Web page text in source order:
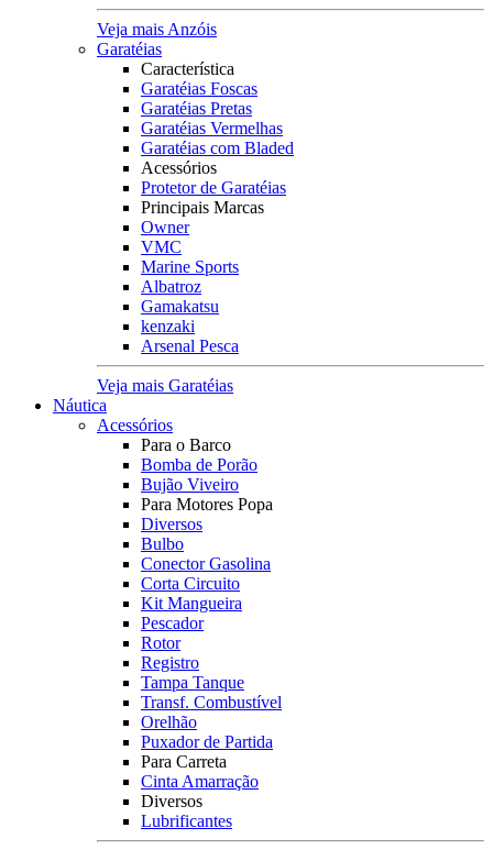
Veja mais Anzóis
Garatéias
Característica
Garatéias Foscas
Garatéias Pretas
Garatéias Vermelhas
Garatéias com Bladed
Acessórios
Protetor de Garatéias
Principais Marcas
Owner
VMC
Marine Sports
Albatroz
Gamakatsu
kenzaki
Arsenal Pesca
Veja mais Garatéias
Náutica
Acessórios
Para o Barco
Bomba de Porão
Bujão Viveiro
Para Motores Popa
Diversos
Bulbo
Conector Gasolina
Corta Circuito
Kit Mangueira
Pescador
Rotor
Registro
Tampa Tanque
Transf. Combustível
Orelhão
Puxador de Partida
Para Carreta
Cinta Amarração
Diversos
Lubrificantes